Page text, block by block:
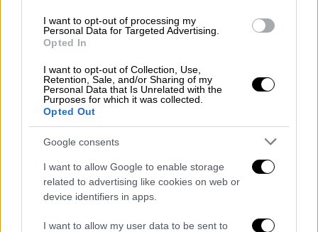
I want to opt-out of processing my
Personal Data for Targeted Advertising.
Opted In
I want to opt-out of Collection, Use,
Retention, Sale, and/or Sharing of my
Personal Data that Is Unrelated with the
Purposes for which it was collected.
Opted Out
Google consents
I want to allow Google to enable storage
related to advertising like cookies on web or
device identifiers in apps.
I want to allow my user data to be sent to
«Οι ιδιαίτερα υψηλοί όγκοι συναλλαγών
ευνόησαν τις επενδυτικές τράπεζες, κυρίως
τη Morgan Stanley και τη Goldman Sachs»,
δήλωσε η επικεφαλής στρατηγικής
επενδύσεων της Wealth Club, Σουζάνα
Στρίτερ.